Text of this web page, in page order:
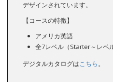
デザインされています。
【コースの特徴】
アメリカ英語
全7レベル（Starter～レベ
デジタルカタログはこちら。